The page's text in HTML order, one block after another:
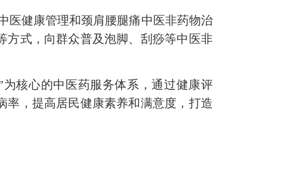
健康管理和颈肩腰腿痛中医非药物治
方式，向群众普及泡脚、刮痧等中医非
核心的中医药服务体系，通过健康评
率，提高居民健康素养和满意度，打造